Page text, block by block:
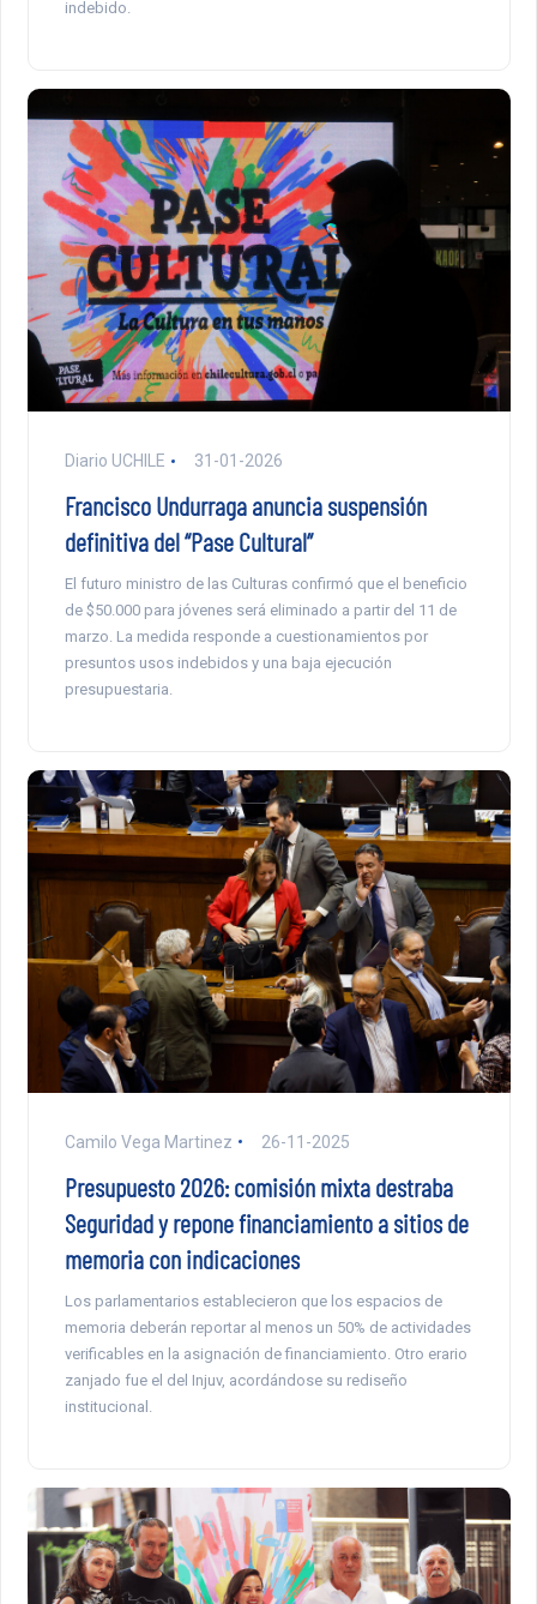
indebido.
Diario UCHILE 31-01-2026
Francisco Undurraga anuncia suspensión
definitiva del “Pase Cultural”
El futuro ministro de las Culturas confirmó que el beneficio
de $50.000 para jóvenes será eliminado a partir del 11 de
marzo. La medida responde a cuestionamientos por
presuntos usos indebidos y una baja ejecución
presupuestaria.
Camilo Vega Martinez 26-11-2025
Presupuesto 2026: comisión mixta destraba
Seguridad y repone financiamiento a sitios de
memoria con indicaciones
Los parlamentarios establecieron que los espacios de
memoria deberán reportar al menos un 50% de actividades
verificables en la asignación de financiamiento. Otro erario
zanjado fue el del Injuv, acordándose su rediseño
institucional.